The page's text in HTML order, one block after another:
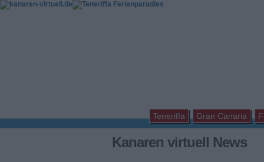
Teneriffa Gran Canaria
Kanaren virtuell News